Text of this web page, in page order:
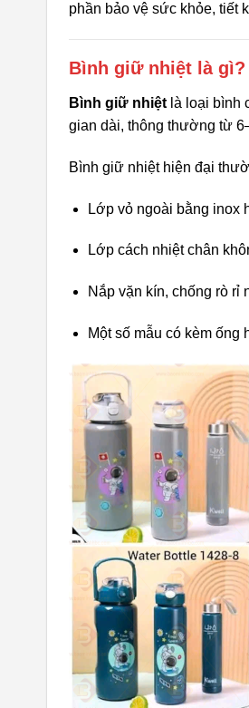
phần bảo vệ sức khỏe, tiết
Bình giữ nhiệt là gì?
Bình giữ nhiệt là loại bình
gian dài, thông thường từ
Bình giữ nhiệt hiện đại
Lớp vỏ ngoài bằng inox
Lớp cách nhiệt chân
Nắp vặn kín, chống rò rỉ
Một số mẫu có kèm ống